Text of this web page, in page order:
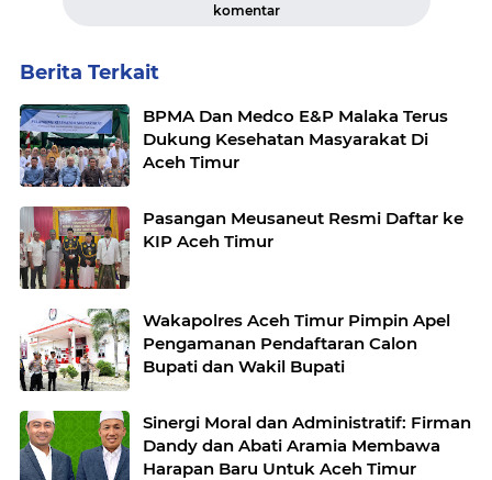
komentar
Berita Terkait
BPMA Dan Medco E&P Malaka Terus
Dukung Kesehatan Masyarakat Di
Aceh Timur
Pasangan Meusaneut Resmi Daftar ke
KIP Aceh Timur
Wakapolres Aceh Timur Pimpin Apel
Pengamanan Pendaftaran Calon
Bupati dan Wakil Bupati
Sinergi Moral dan Administratif: Firman
Dandy dan Abati Aramia Membawa
Harapan Baru Untuk Aceh Timur